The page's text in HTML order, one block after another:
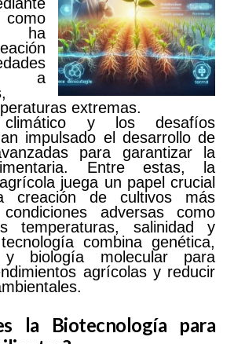
ha
a
extremas.
y los desafíos
impulsado el desarrollo de
para garantizar la
Entre estas, la
juega un papel crucial
creación de cultivos más
adversas como
temperaturas, salinidad y
tecnología combina genética,
y biología molecular para
agrícolas y reducir
la Biotecnología para